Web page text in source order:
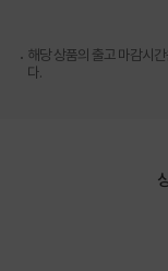
해당 상품의 출고 마감시
다.